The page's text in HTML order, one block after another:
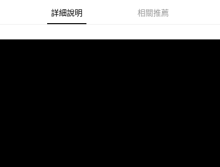
２．關於個人資料處理事宜，請瀏覽以下網址：
https://aftee.tw/terms/#terms3
「AFTEE先享後付」，若未經同意申辦者引起之損失，本公司不負相關責
詳細說明 相關推薦